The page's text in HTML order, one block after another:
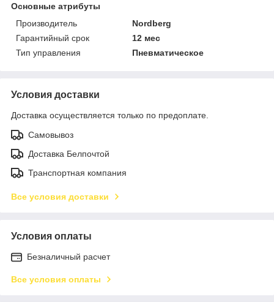
Основные атрибуты
Производитель
Nordberg
Гарантийный срок
12 мес
Тип управления
Пневматическое
Условия доставки
Доставка осуществляется только по предоплате.
Самовывоз
Доставка Белпочтой
Транспортная компания
Все условия доставки
Условия оплаты
Безналичный расчет
Все условия оплаты